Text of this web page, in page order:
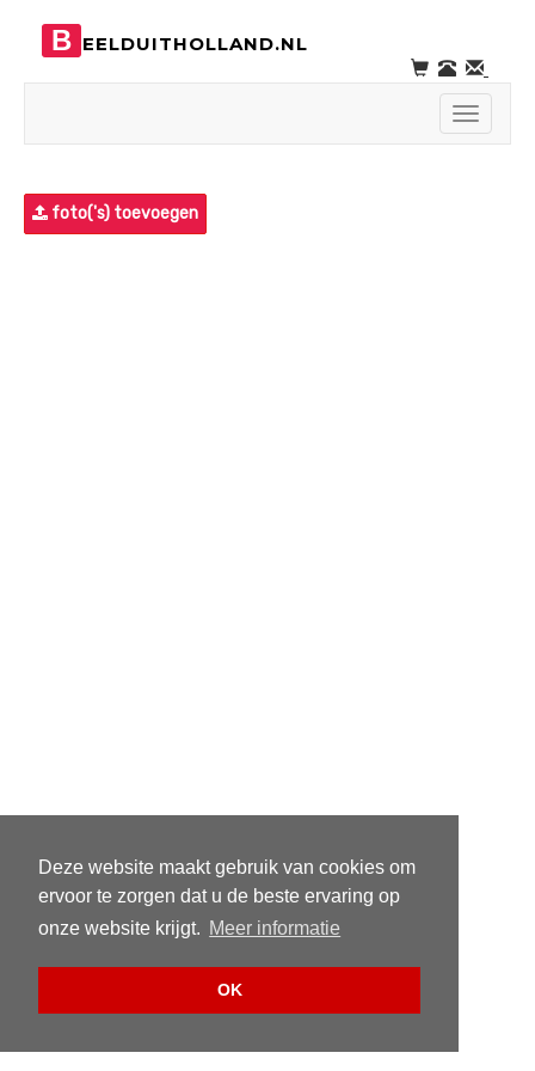
Deze website maakt gebruik van cookies om
ervoor te zorgen dat u de beste ervaring op
onze website krijgt. Meer informatie
OK
B EELDUITHOLLAND.NL
Toggle
foto('s) toevoegen